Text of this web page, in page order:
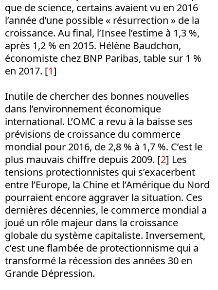
que de science, certains avaient vu en 2016
l’année d’une possible « résurrection » de la
croissance. Au final, l’Insee l’estime à 1,3 %,
après 1,2 % en 2015. Hélène Baudchon,
économiste chez BNP Paribas, table sur 1 %
en 2017. [1]
Inutile de chercher des bonnes nouvelles
dans l’environnement économique
international. L’OMC a revu à la baisse ses
prévisions de croissance du commerce
mondial pour 2016, de 2,8 % à 1,7 %. C’est le
plus mauvais chiffre depuis 2009. [2] Les
tensions protectionnistes qui s’exacerbent
entre l’Europe, la Chine et l’Amérique du Nord
pourraient encore aggraver la situation. Ces
dernières décennies, le commerce mondial a
joué un rôle majeur dans la croissance
globale du système capitaliste. Inversement,
c’est une flambée de protectionnisme qui a
transformé la récession des années 30 en
Grande Dépression.